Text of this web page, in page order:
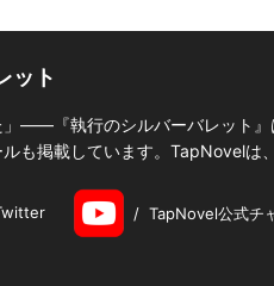
ット
」――『執行のシルバーバレット
も掲載しています。TapNovelは
/ TapNovel公式チ